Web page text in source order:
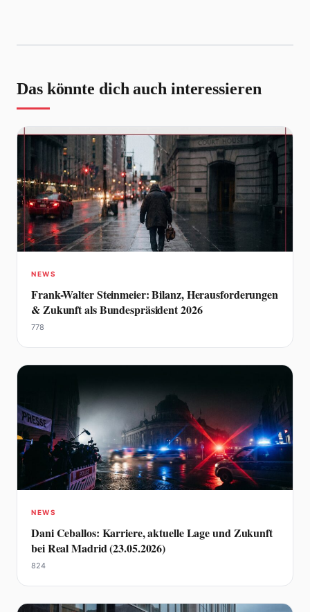
Das könnte dich auch interessieren
NEWS
Frank-Walter Steinmeier: Bilanz, Herausforderungen
& Zukunft als Bundespräsident 2026
778
NEWS
Dani Ceballos: Karriere, aktuelle Lage und Zukunft
bei Real Madrid (23.05.2026)
824